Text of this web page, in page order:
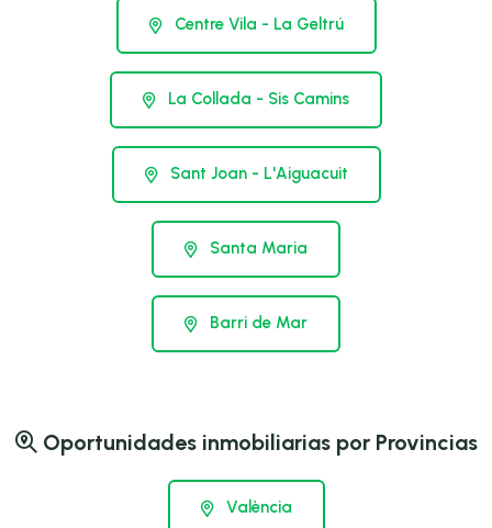
Centre Vila - La Geltrú
La Collada - Sis Camins
Sant Joan - L'Aiguacuit
Santa Maria
Barri de Mar
Oportunidades inmobiliarias por Provincias
València